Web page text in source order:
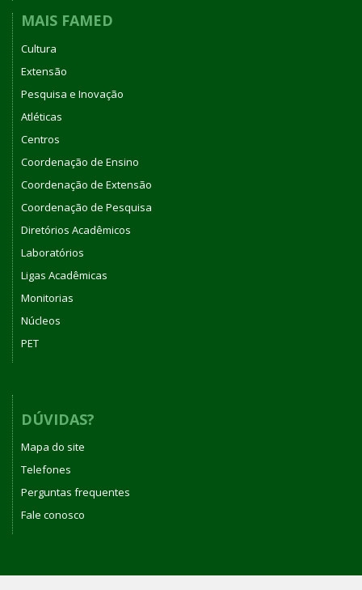
MAIS FAMED
Cultura
Extensão
Pesquisa e Inovação
Atléticas
Centros
Coordenação de Ensino
Coordenação de Extensão
Coordenação de Pesquisa
Diretórios Acadêmicos
Laboratórios
Ligas Acadêmicas
Monitorias
Núcleos
PET
DÚVIDAS?
Mapa do site
Telefones
Perguntas frequentes
Fale conosco